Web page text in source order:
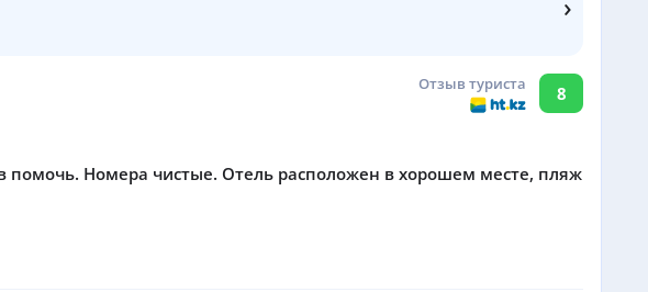
Отзыв туриста 8
помочь. Номера чистые. Отель расположен в хорошем месте, пляж